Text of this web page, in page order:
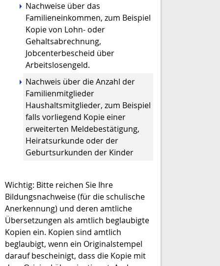
Nachweise über das
Familieneinkommen, zum Beispiel
Kopie von Lohn- oder
Gehaltsabrechnung,
Jobcenterbescheid über
Arbeitslosengeld.
Nachweis über dieAnzahl der
Familienmitglieder
Haushaltsmitglieder, zum Beispiel
falls vorliegend Kopie einer
erweiterten Meldebestätigung,
Heiratsurkunde oder der
Geburtsurkunden der Kinder
Wichtig: Bitte reichen Sie Ihre
Bildungsnachweise (für die schulische
Anerkennung) und deren amtliche
Übersetzungen als amtlich beglaubigte
Kopien ein. Kopien sind amtlich
beglaubigt, wenn ein Originalstempel
darauf bescheinigt, dass die Kopie mit